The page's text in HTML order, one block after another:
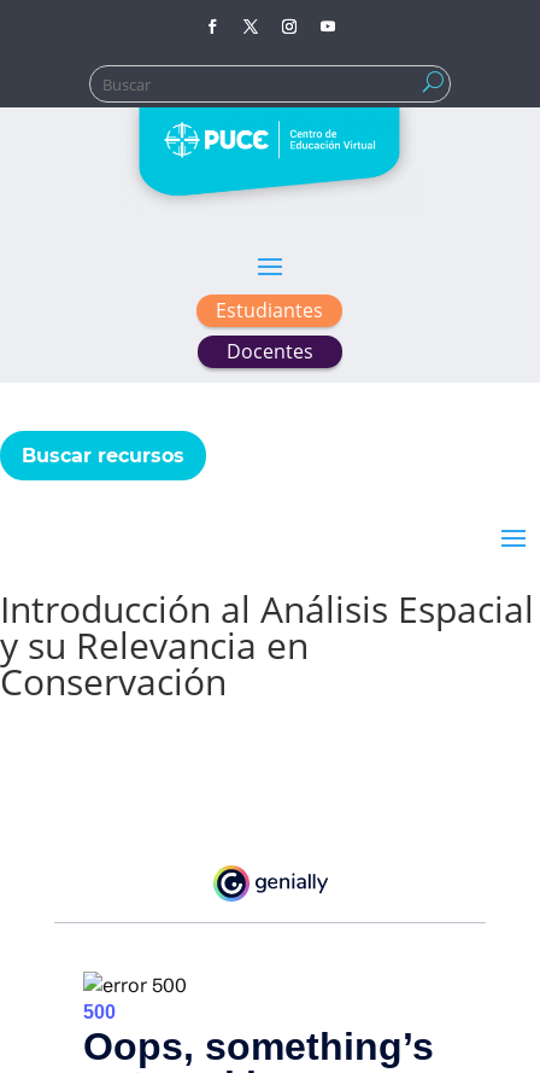
Buscar:
Estudiantes
Docentes
Buscar recursos
Introducción al Análisis Espacial
y su Relevancia en
Conservación